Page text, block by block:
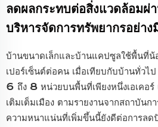
ลดผลกระทบต่อสิ่งแวดล้อมผ่
บริหารจัดการทรัพยากรอย่า
บ้านขนาดเล็กและบ้านแคปซูลใช้พื้นที่
เปอร์เซ็นต์ต่อคน เมื่อเทียบกับบ้านทั่วไ
6 ถึง 8 หน่วยบนพื้นที่เพียงหนึ่งเอเคอร์
เติมเต็มเมือง ตามรายงานจากสถาบันก
ความหนาแน่นที่เพิ่มขึ้นนี้ยังดีต่อการล